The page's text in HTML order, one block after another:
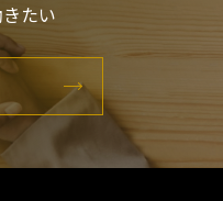
たい